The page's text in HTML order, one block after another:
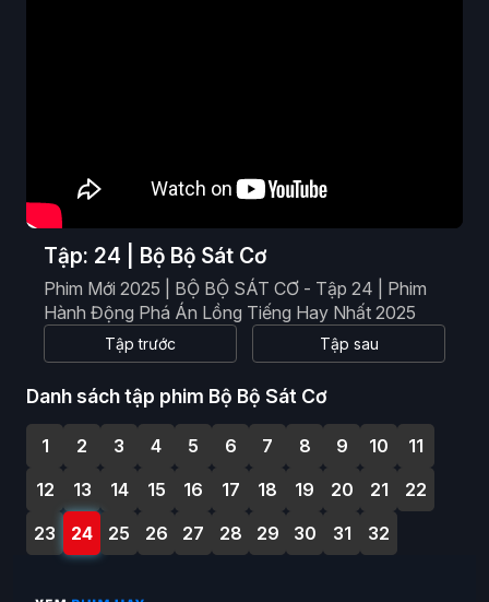
Tập: 24 | Bộ Bộ Sát Cơ
Phim Mới 2025 | BỘ BỘ SÁT CƠ - Tập 24 | Phim
Hành Động Phá Án Lồng Tiếng Hay Nhất 2025
Tập trước Tập sau
Danh sách tập phim Bộ Bộ Sát Cơ
1 2 3 4 5 6 7 8 9 10
11
12
13 14 15 16 17 18 19 20 21
22
23
24 25 26 27 28 29 30 31 32